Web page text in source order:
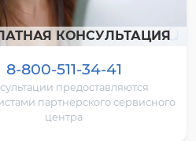
КОНСУЛЬТАЦИЯ
8-800-511-34-41
предоставляются
партнёрского сервисного
центра